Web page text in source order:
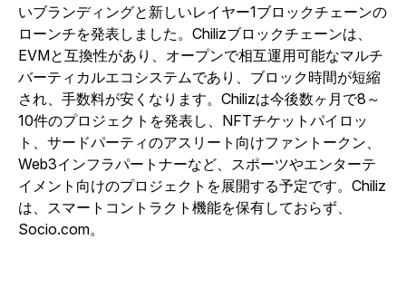
いブランディングと新しいレイヤー1ブロックチェーンの
ローンチを発表しました。Chilizブロックチェーンは、
EVMと互換性があり、オープンで相互運用可能なマルチ
バーティカルエコシステムであり、ブロック時間が短縮
され、手数料が安くなります。Chilizは今後数ヶ月で8～
10件のプロジェクトを発表し、NFTチケットパイロッ
ト、サードパーティのアスリート向けファントークン、
Web3インフラパートナーなど、スポーツやエンターテ
イメント向けのプロジェクトを展開する予定です。Chiliz
は、スマートコントラクト機能を保有しておらず、
Socio.com。